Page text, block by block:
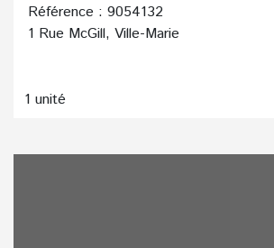
Référence : 9054132
1 Rue McGill, Ville-Marie
1 unité